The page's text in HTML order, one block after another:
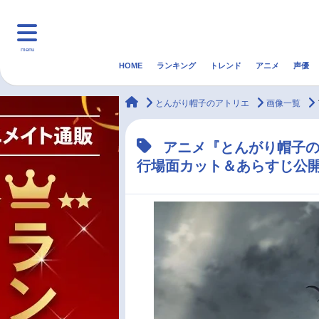
menu
マンガ・ラノベ ゲーム・アプリ 音楽
HOME ランキング トレンド アニメ 声優
animateTimes
とんがり帽子のアトリエ 画像一覧
アニメ『とんがり帽子
行場面カット＆あらすじ公